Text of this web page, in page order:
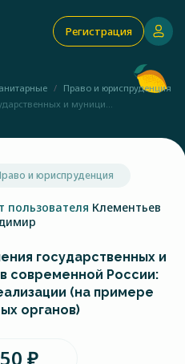
Регистрация
Право и юриспруденция
и муници...
и юриспруденция
пользователя Клементьев
государственных и
современной России:
(на примере
органов)
₽